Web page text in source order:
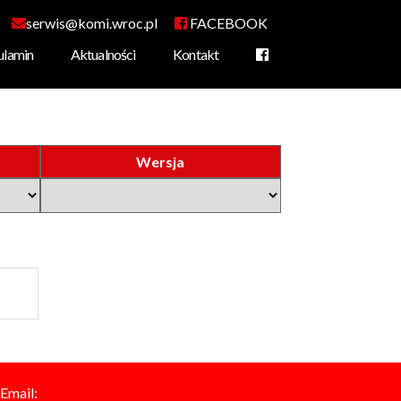
serwis@komi.wroc.pl
FACEBOOK
Aktualności Kontakt
Wersja
Email: